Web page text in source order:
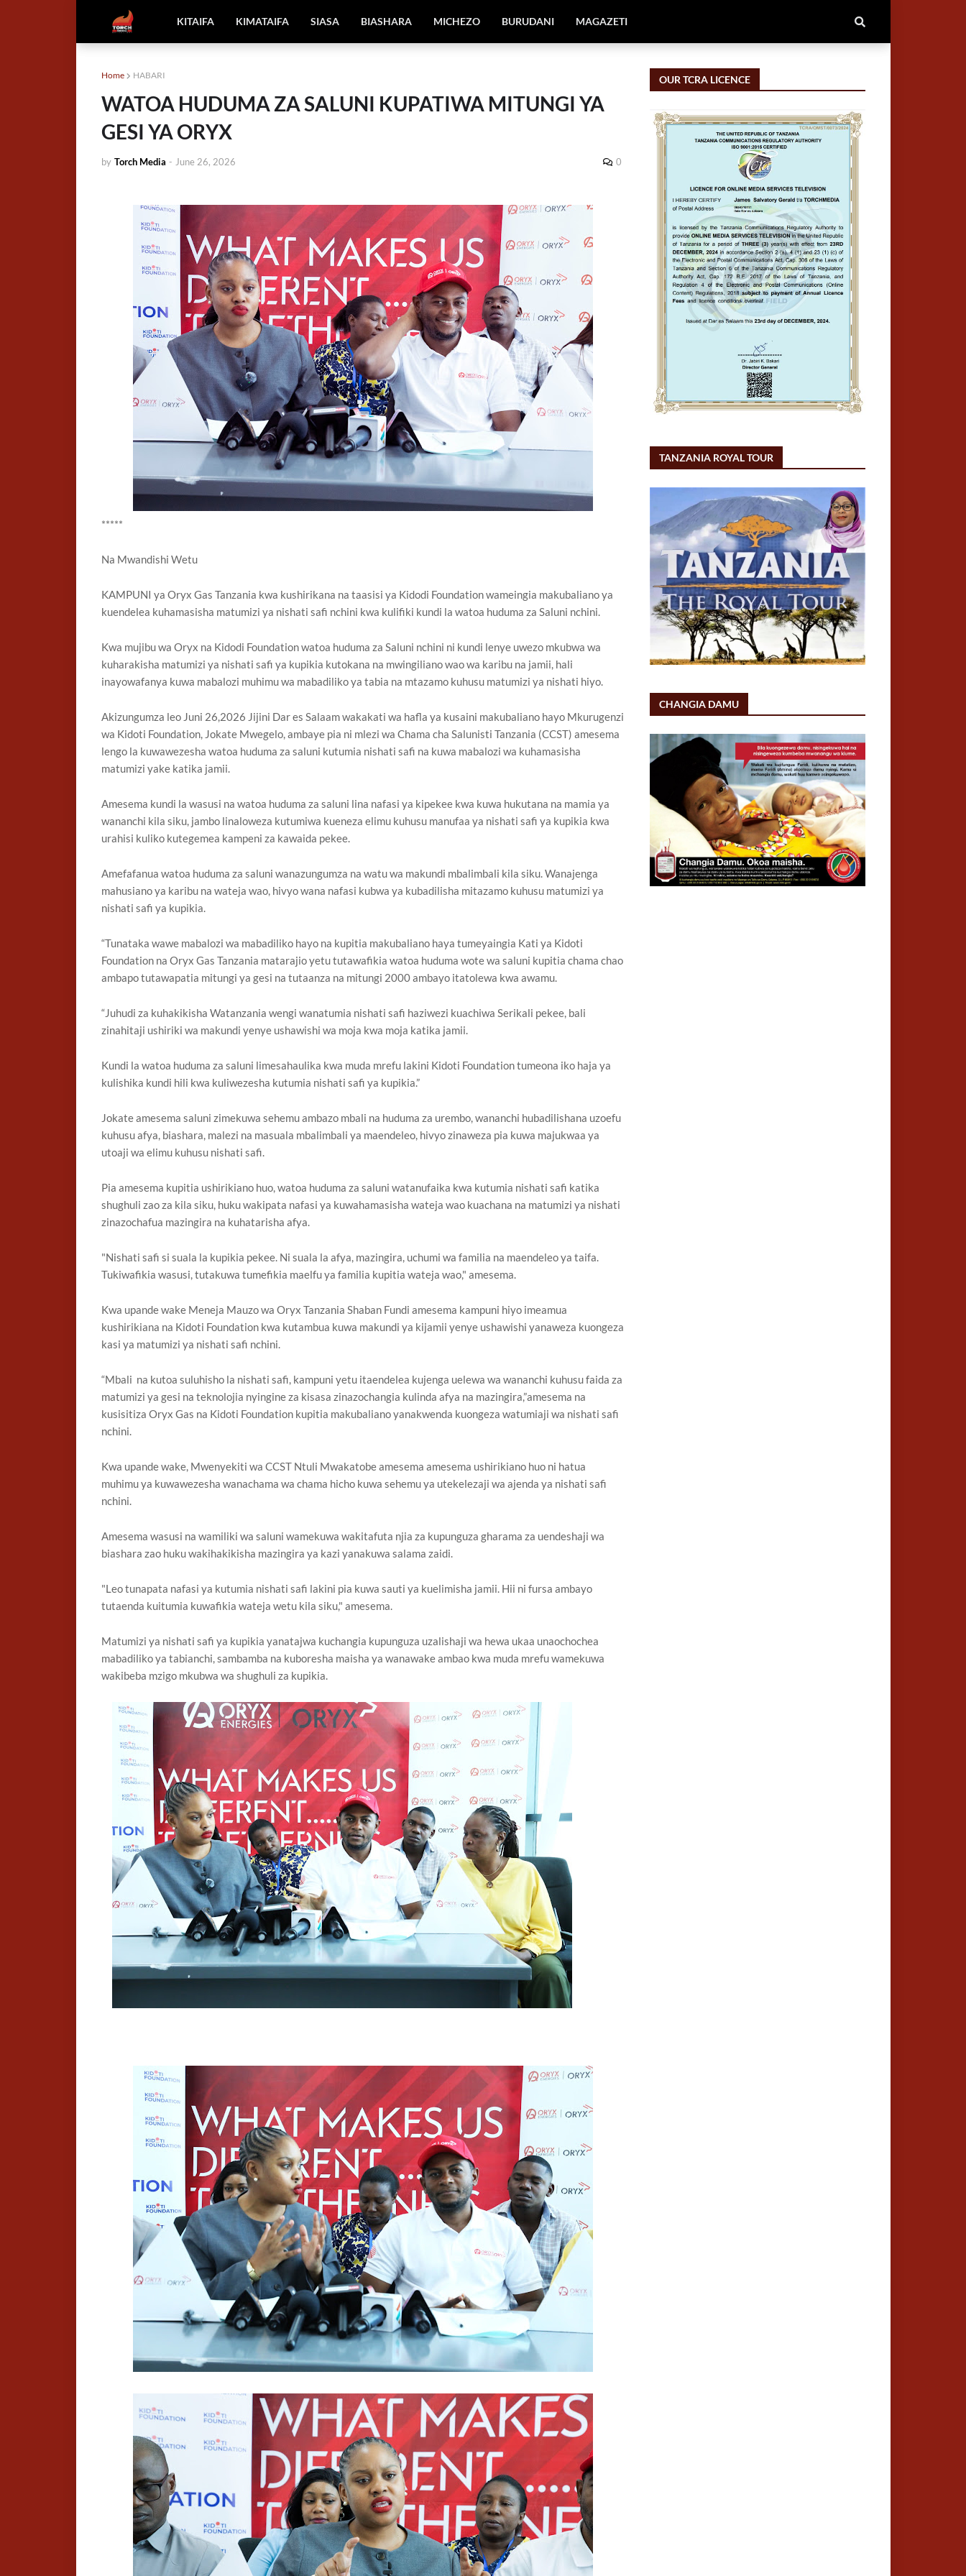
KITAIFA KIMATAIFA SIASA BIASHARA MICHEZO BURUDANI MAGAZETI
Home HABARI
WATOA HUDUMA ZA SALUNI KUPATIWA MITUNGI YA
GESI YA ORYX
by Torch Media - June 26, 2026 0
*****
Na Mwandishi Wetu
KAMPUNI ya Oryx Gas Tanzania kwa kushirikana na taasisi ya Kidodi Foundation wameingia makubaliano ya
kuendelea kuhamasisha matumizi ya nishati safi nchini kwa kulifiki kundi la watoa huduma za Saluni nchini.
Kwa mujibu wa Oryx na Kidodi Foundation watoa huduma za Saluni nchini ni kundi lenye uwezo mkubwa wa
kuharakisha matumizi ya nishati safi ya kupikia kutokana na mwingiliano wao wa karibu na jamii, hali
inayowafanya kuwa mabalozi muhimu wa mabadiliko ya tabia na mtazamo kuhusu matumizi ya nishati hiyo.
Akizungumza leo Juni 26,2026 Jijini Dar es Salaam wakakati wa hafla ya kusaini makubaliano hayo Mkurugenzi
wa Kidoti Foundation, Jokate Mwegelo, ambaye pia ni mlezi wa Chama cha Salunisti Tanzania (CCST) amesema
lengo la kuwawezesha watoa huduma za saluni kutumia nishati safi na kuwa mabalozi wa kuhamasisha
matumizi yake katika jamii.
Amesema kundi la wasusi na watoa huduma za saluni lina nafasi ya kipekee kwa kuwa hukutana na mamia ya
wananchi kila siku, jambo linaloweza kutumiwa kueneza elimu kuhusu manufaa ya nishati safi ya kupikia kwa
urahisi kuliko kutegemea kampeni za kawaida pekee.
Amefafanua watoa huduma za saluni wanazungumza na watu wa makundi mbalimbali kila siku. Wanajenga
mahusiano ya karibu na wateja wao, hivyo wana nafasi kubwa ya kubadilisha mitazamo kuhusu matumizi ya
nishati safi ya kupikia.
“Tunataka wawe mabalozi wa mabadiliko hayo na kupitia makubaliano haya tumeyaingia Kati ya Kidoti
Foundation na Oryx Gas Tanzania matarajio yetu tutawafikia watoa huduma wote wa saluni kupitia chama chao
ambapo tutawapatia mitungi ya gesi na tutaanza na mitungi 2000 ambayo itatolewa kwa awamu.
“Juhudi za kuhakikisha Watanzania wengi wanatumia nishati safi haziwezi kuachiwa Serikali pekee, bali
zinahitaji ushiriki wa makundi yenye ushawishi wa moja kwa moja katika jamii.
Kundi la watoa huduma za saluni limesahaulika kwa muda mrefu lakini Kidoti Foundation tumeona iko haja ya
kulishika kundi hili kwa kuliwezesha kutumia nishati safi ya kupikia.”
Jokate amesema saluni zimekuwa sehemu ambazo mbali na huduma za urembo, wananchi hubadilishana uzoefu
kuhusu afya, biashara, malezi na masuala mbalimbali ya maendeleo, hivyo zinaweza pia kuwa majukwaa ya
utoaji wa elimu kuhusu nishati safi.
Pia amesema kupitia ushirikiano huo, watoa huduma za saluni watanufaika kwa kutumia nishati safi katika
shughuli zao za kila siku, huku wakipata nafasi ya kuwahamasisha wateja wao kuachana na matumizi ya nishati
zinazochafua mazingira na kuhatarisha afya.
"Nishati safi si suala la kupikia pekee. Ni suala la afya, mazingira, uchumi wa familia na maendeleo ya taifa.
Tukiwafikia wasusi, tutakuwa tumefikia maelfu ya familia kupitia wateja wao," amesema.
Kwa upande wake Meneja Mauzo wa Oryx Tanzania Shaban Fundi amesema kampuni hiyo imeamua
kushirikiana na Kidoti Foundation kwa kutambua kuwa makundi ya kijamii yenye ushawishi yanaweza kuongeza
kasi ya matumizi ya nishati safi nchini.
“Mbali na kutoa suluhisho la nishati safi, kampuni yetu itaendelea kujenga uelewa wa wananchi kuhusu faida za
matumizi ya gesi na teknolojia nyingine za kisasa zinazochangia kulinda afya na mazingira,”amesema na
kusisitiza Oryx Gas na Kidoti Foundation kupitia makubaliano yanakwenda kuongeza watumiaji wa nishati safi
nchini.
Kwa upande wake, Mwenyekiti wa CCST Ntuli Mwakatobe amesema amesema ushirikiano huo ni hatua
muhimu ya kuwawezesha wanachama wa chama hicho kuwa sehemu ya utekelezaji wa ajenda ya nishati safi
nchini.
Amesema wasusi na wamiliki wa saluni wamekuwa wakitafuta njia za kupunguza gharama za uendeshaji wa
biashara zao huku wakihakikisha mazingira ya kazi yanakuwa salama zaidi.
"Leo tunapata nafasi ya kutumia nishati safi lakini pia kuwa sauti ya kuelimisha jamii. Hii ni fursa ambayo
tutaenda kuitumia kuwafikia wateja wetu kila siku," amesema.
Matumizi ya nishati safi ya kupikia yanatajwa kuchangia kupunguza uzalishaji wa hewa ukaa unaochochea
mabadiliko ya tabianchi, sambamba na kuboresha maisha ya wanawake ambao kwa muda mrefu wamekuwa
wakibeba mzigo mkubwa wa shughuli za kupikia.
OUR TCRA LICENCE
TANZANIA ROYAL TOUR
CHANGIA DAMU